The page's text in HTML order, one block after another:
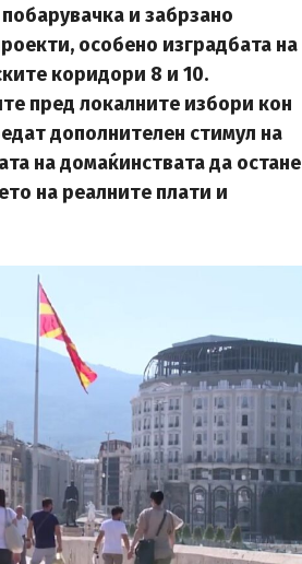
и забрзано
особено изградбата на
коридори 8 и 10.
пред локалните избори кон
дополнителен стимул на
на домаќинствата да остане
на реалните плати и